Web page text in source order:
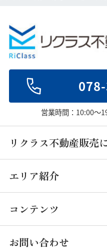
営業時間：10:00～
リクラス不動産販売
エリア紹介
コンテンツ
お問い合わせ